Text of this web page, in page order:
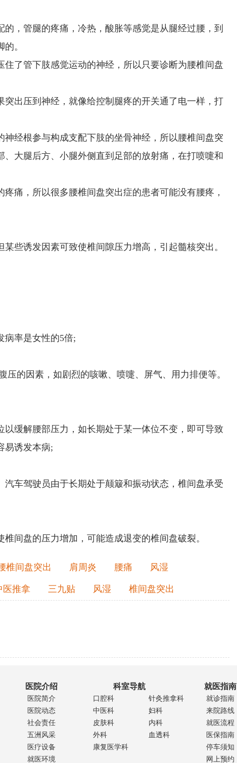
管腿的疼痛，冷热，酸胀等感觉是从腿经过腰，到
。
了管下肢感觉运动的神经，所以只要诊断为腰椎间盘
出压到神经，就像给控制腿疼的开关通了电一样，打
经根参与构成支配下肢的坐骨神经，所以腰椎间盘突
大腿后方、小腿外侧直到足部的放射痛，在打喷嚏和
，所以很多腰椎间盘突出症的患者可能没有腰疼，
诱发因素可致使椎间隙压力增高，引起髓核突出。
率是女性的5倍;
的因素，如剧烈的咳嗽、喷嚏、屏气、用力排便等。
缓解腰部压力，如长期处于某一体位不变，即可导致
易诱发本病;
车驾驶员由于长期处于颠簸和振动状态，椎间盘承受
盘的压力增加，可能造成退变的椎间盘破裂。
椎间盘突出 肩周炎 腰痛 风湿
医推拿 三九贴 风湿 椎间盘突出
吴潜洲
医院介绍
医院简介
医院动态
社会责任
五洲风采
医疗设备
就医环境
科室导航
口腔科
针灸推拿科
中医科
妇科
皮肤科
内科
外科
血透科
康复医学科
就医指南
就诊指南
来院路线
就医流程
医保指南
停车须知
网上预约